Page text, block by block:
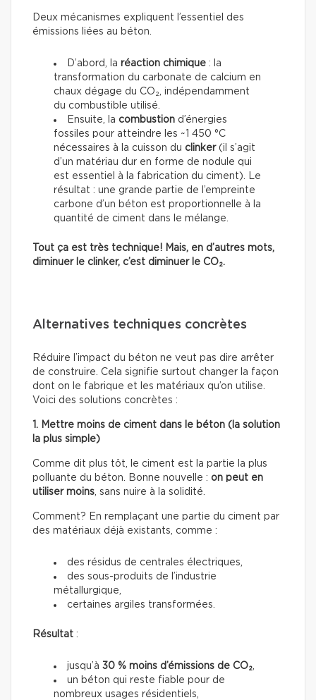
Deux mécanismes expliquent l’essentiel des
émissions liées au béton.
D’abord, la réaction chimique : la
transformation du carbonate de calcium en
chaux dégage du CO₂, indépendamment
du combustible utilisé.
Ensuite, la combustion d’énergies
fossiles pour atteindre les ~1 450 °C
nécessaires à la cuisson du clinker(il s’agit
d’un matériau dur en forme de nodule qui
est essentiel à la fabrication du ciment). Le
résultat : une grande partie de l’empreinte
carbone d’un béton est proportionnelle à la
quantité de ciment dans le mélange.
Tout ça est très technique! Mais, en d’autres mots,
diminuer le clinker, c’est diminuer le CO₂.
Alternatives techniques concrètes
Réduire l’impact du béton ne veut pas dire arrêter
de construire. Cela signifie surtout changer la façon
dont on le fabrique et les matériaux qu’on utilise.
Voici des solutions concrètes :
1. Mettre moins de ciment dans le béton (la solution
la plus simple)
Comme dit plus tôt, le ciment est la partie la plus
polluante du béton. Bonne nouvelle : on peut en
utiliser moins, sans nuire à la solidité.
Comment? En remplaçant une partie du ciment par
des matériaux déjà existants, comme :
des résidus de centrales électriques,
des sous-produits de l’industrie
métallurgique,
certaines argiles transformées.
Résultat :
jusqu’à 30 % moins d’émissions de CO₂,
un béton qui reste fiable pour de
nombreux usages résidentiels,